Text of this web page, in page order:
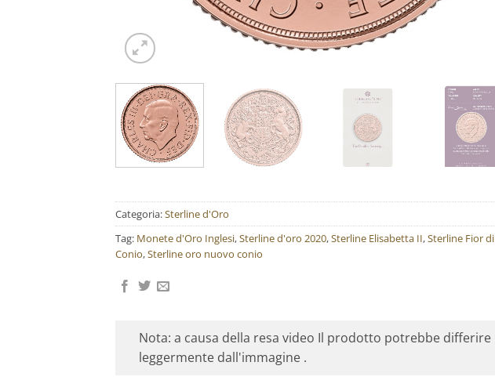
Categoria:Sterline d'Oro
Tag: Monete d'Oro Inglesi,Sterline d'oro 2020,Sterline Elisabetta II,Sterline Fior di
Conio,Sterline oro nuovo conio
Nota: a causa della resa video Il prodotto potrebbe differire
leggermente dall'immagine .